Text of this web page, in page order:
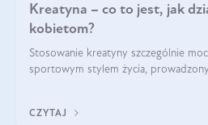
Kreatyna – co to jest, jak
kobietom?
Stosowanie kreatyny szczególnie
sportowym stylem życia,
zwiększa masę
CZYTAJ